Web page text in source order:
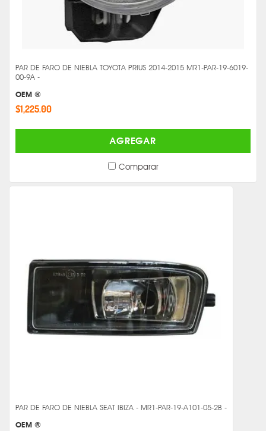
PAR DE FARO DE NIEBLA TOYOTA PRIUS 2014-2015 MR1-PAR-19-6019-
00-9A -
OEM ®
$1,225.00
AGREGAR
Comparar
PAR DE FARO DE NIEBLA SEAT IBIZA - MR1-PAR-19-A101-05-2B -
OEM ®